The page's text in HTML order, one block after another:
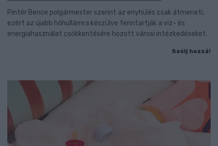
Pintér Bence polgármester szerint az enyhülés csak átmeneti,
ezért az újabb hőhullámra készülve fenntartják a víz- és
energiahasználat csökkentésére hozott városi intézkedéseket.
Szólj hozzá!